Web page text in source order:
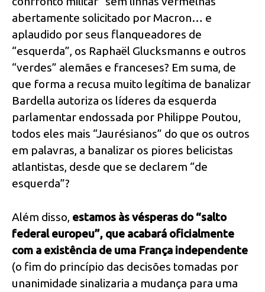
abertamente solicitado por Macron… e
aplaudido por seus flanqueadores de
“esquerda”, os Raphaël Glucksmanns e outros
“verdes” alemães e franceses? Em suma, de
que forma a recusa muito legítima de banalizar
Bardella autoriza os líderes da esquerda
parlamentar endossada por Philippe Poutou,
todos eles mais “Jaurésianos” do que os outros
em palavras, a banalizar os piores belicistas
atlantistas, desde que se declarem “de
esquerda”?
Além disso, estamos às vésperas do “salto
federal europeu”, que acabará oficialmente
com a existência de uma França independente
(o fim do princípio das decisões tomadas por
unanimidade sinalizaria a mudança para uma